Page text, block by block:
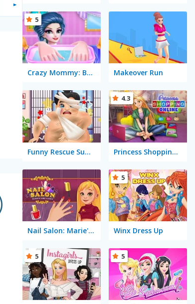
Crazy Mommy: Beauty Salon
5
Makeover Run
Funny Rescue Sumo Princess Shopping Online
4.3
Nail Salon: Marie's Girl Games Winx Dress Up
5
5 5